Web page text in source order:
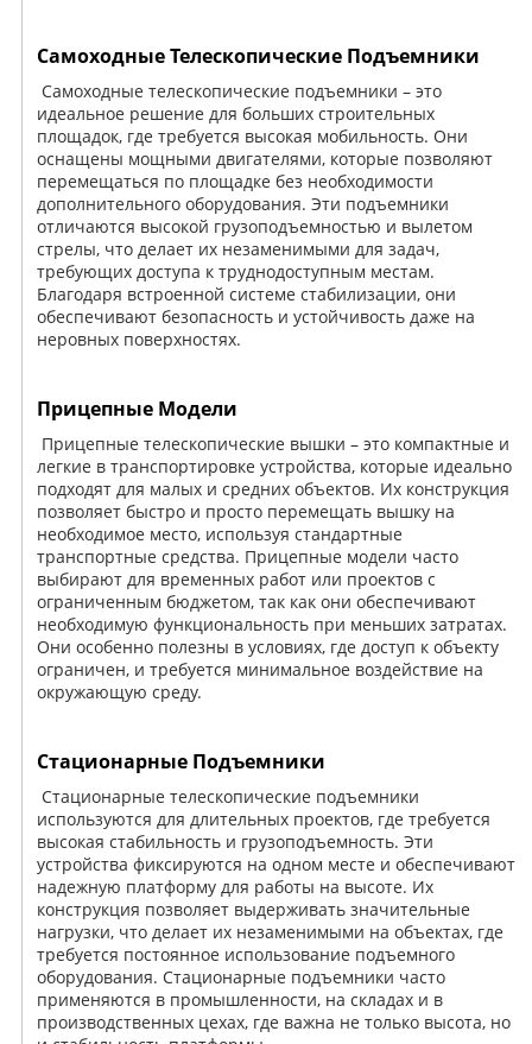
Самоходные Телескопические Подъемники
Самоходные телескопические подъемники – это
идеальное решение для больших строительных
площадок, где требуется высокая мобильность. Они
оснащены мощными двигателями, которые позволяют
перемещаться по площадке без необходимости
дополнительного оборудования. Эти подъемники
отличаются высокой грузоподъемностью и вылетом
стрелы, что делает их незаменимыми для задач,
требующих доступа к труднодоступным местам.
Благодаря встроенной системе стабилизации, они
обеспечивают безопасность и устойчивость даже на
неровных поверхностях.
Прицепные Модели
Прицепные телескопические вышки – это компактные и
легкие в транспортировке устройства, которые идеально
подходят для малых и средних объектов. Их конструкция
позволяет быстро и просто перемещать вышку на
необходимое место, используя стандартные
транспортные средства. Прицепные модели часто
выбирают для временных работ или проектов с
ограниченным бюджетом, так как они обеспечивают
необходимую функциональность при меньших затратах.
Они особенно полезны в условиях, где доступ к объекту
ограничен, и требуется минимальное воздействие на
окружающую среду.
Стационарные Подъемники
Стационарные телескопические подъемники
используются для длительных проектов, где требуется
высокая стабильность и грузоподъемность. Эти
устройства фиксируются на одном месте и обеспечивают
надежную платформу для работы на высоте. Их
конструкция позволяет выдерживать значительные
нагрузки, что делает их незаменимыми на объектах, где
требуется постоянное использование подъемного
оборудования. Стационарные подъемники часто
применяются в промышленности, на складах и в
производственных цехах, где важна не только высота, но